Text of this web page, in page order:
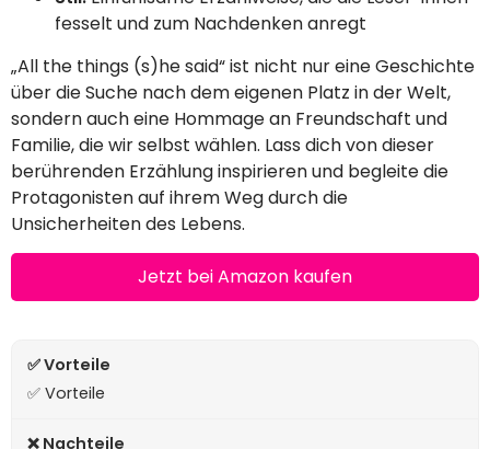
fesselt und zum Nachdenken anregt
„All the things (s)he said“ ist nicht nur eine Geschichte
über die Suche nach dem eigenen Platz in der Welt,
sondern auch eine Hommage an Freundschaft und
Familie, die wir selbst wählen. Lass dich von dieser
berührenden Erzählung inspirieren und begleite die
Protagonisten auf ihrem Weg durch die
Unsicherheiten des Lebens.
Jetzt bei Amazon kaufen
✅ Vorteile